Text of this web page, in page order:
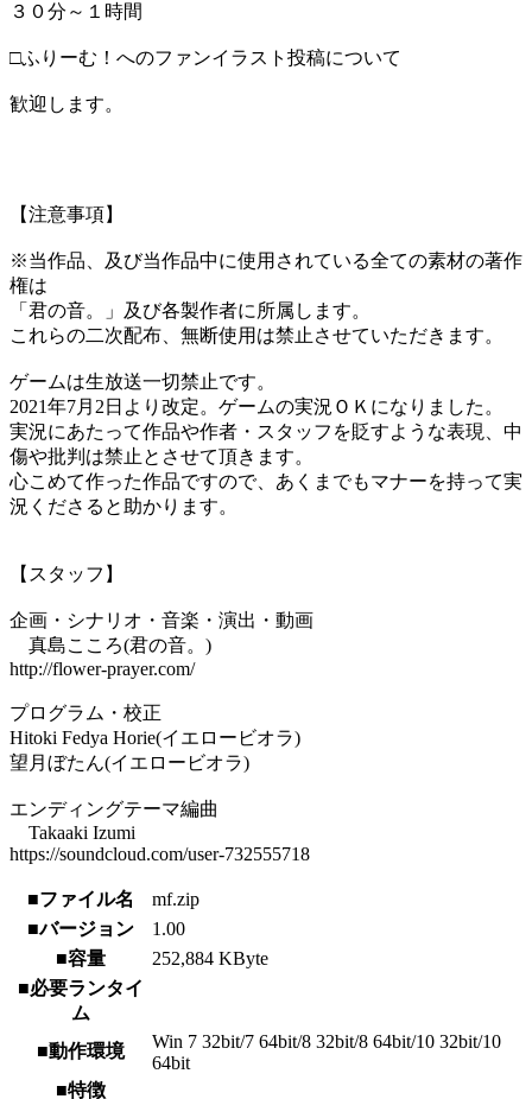
３０分～１時間
□ふりーむ！へのファンイラスト投稿について
歓迎します。
【注意事項】
※当作品、及び当作品中に使用されている全ての素材の著作
権は
「君の音。」及び各製作者に所属します。
これらの二次配布、無断使用は禁止させていただきます。
ゲームは生放送一切禁止です。
2021年7月2日より改定。ゲームの実況ＯＫになりました。
実況にあたって作品や作者・スタッフを貶すような表現、中
傷や批判は禁止とさせて頂きます。
心こめて作った作品ですので、あくまでもマナーを持って実
況くださると助かります。
【スタッフ】
企画・シナリオ・音楽・演出・動画
真島こころ(君の音。)
http://flower-prayer.com/
プログラム・校正
Hitoki Fedya Horie(イエロービオラ)
望月ぼたん(イエロービオラ)
エンディングテーマ編曲
Takaaki Izumi
https://soundcloud.com/user-732555718
■ファイル名
mf.zip
■バージョン
1.00
■容量
252,884 KByte
■必要ランタイ
ム
■動作環境
Win 7 32bit/7 64bit/8 32bit/8 64bit/10 32bit/10
64bit
■特徴